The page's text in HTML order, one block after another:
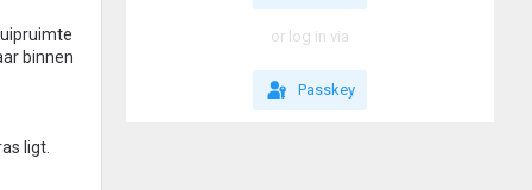
binnen
ligt.
or log in via
Passkey